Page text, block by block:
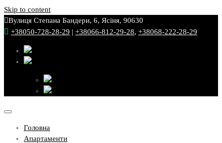
Skip to content
Вулиця Степана Бандери, 6, Ясіня, 90630
+38050-728-28-29 | +38066-812-29-28, +38068-222-28-29
Головна
Апартаменти